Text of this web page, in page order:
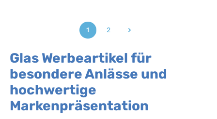
Seite
1
Seite
2
Glas Werbeartikel für
besondere Anlässe und
hochwertige
Markenpräsentation